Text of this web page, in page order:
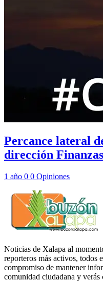
Percance lateral
dirección Finanzas
1 año 0 0 Opiniones
Noticias de Xalapa al
reporteros más activos, todos
compromiso de mantener
comunidad ciudadana y